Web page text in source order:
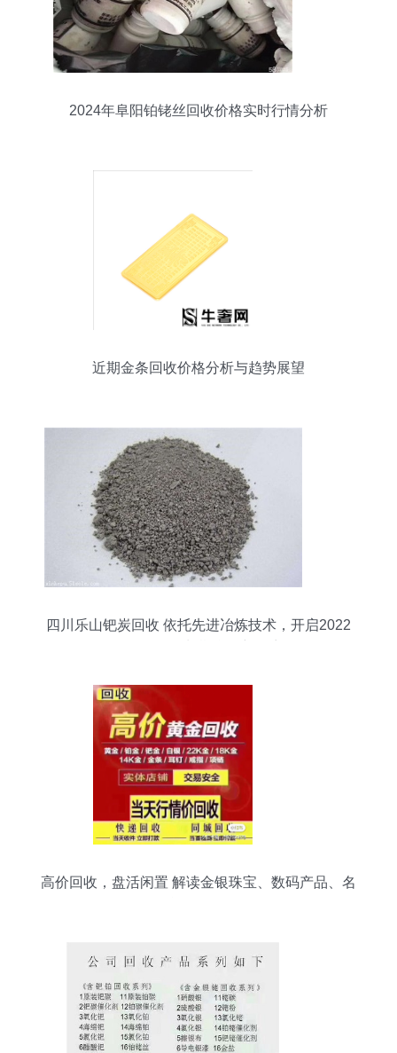
2024年阜阳铂铑丝回收价格实时行情分析
近期金条回收价格分析与趋势展望
四川乐山钯炭回收 依托先进冶炼技术，开启2022
高价回收，盘活闲置 解读金银珠宝、数码产品、名